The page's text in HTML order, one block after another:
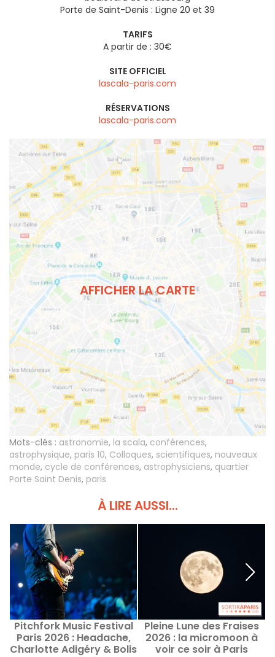
Porte de Saint-Denis : Ligne 20 et 39
TARIFS
A partir de : 30€
SITE OFFICIEL
lascala-paris.com
RÉSERVATIONS
lascala-paris.com
AFFICHER LA CARTE
Mots-clés : astronomie, la scala, conférences,
astrophysique, paris 10, Colloques, scientifiques, nouveaux
monde, cycle de conférences, astrophysiciens, quartier
Porte Saint Denis, paris
À LIRE AUSSI...
Pitchfork Music Festival
Paris 2026 : Headache,
Charlotte Adigéry & Bolis
Pleine Lune des Fraises
2026 : la micromoon à
voir ce soir à Paris